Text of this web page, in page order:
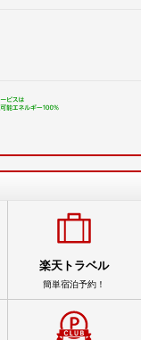
楽天トラベル
簡単宿泊予約！